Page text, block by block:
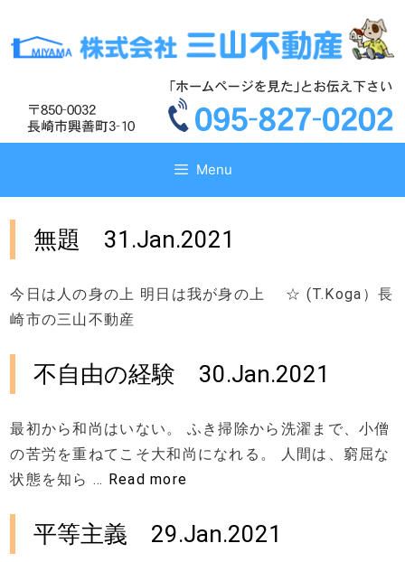
テ
ス
テ
ス
Menu
無題 31.Jan.2021
今日は人の身の上 明日は我が身の上 ☆ (T.Koga）長
崎市の三山不動産
不自由の経験 30.Jan.2021
最初から和尚はいない。 ふき掃除から洗濯まで、小僧
の苦労を重ねてこそ大和尚になれる。 人間は、窮屈な
状態を知ら … Read more
平等主義 29.Jan.2021